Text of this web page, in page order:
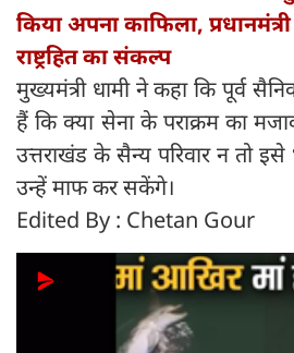
किया अपना काफिला,
राष्ट्रहित का संकल्प
मुख्यमंत्री धामी ने कहा कि पूर्व
हैं कि क्या सेना के पराक्रम का
उत्तराखंड के सैन्य परिवार न तो
उन्हें माफ कर सकेंगे।
Edited By : Chetan Gour